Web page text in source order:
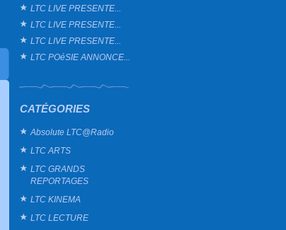
LTC LIVE PRESENTE...
LTC LIVE PRESENTE...
LTC LIVE PRESENTE...
LTC POéSIE ANNONCE...
CATÉGORIES
Absolute LTC@Radio
LTC ARTS
LTC GRANDS
REPORTAGES
LTC KINEMA
LTC LECTURE